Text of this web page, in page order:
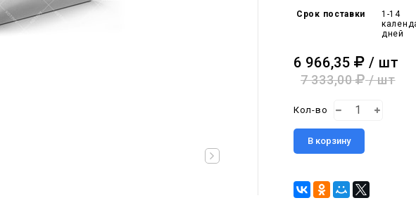
Срок поставки
1-14
дней
6 966,35 / шт
7 333,00 / шт
Кол-во
В корзину